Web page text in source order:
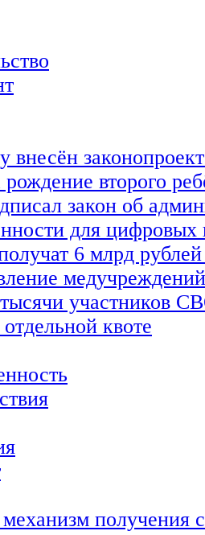
внесён
рождение второго
закон об
для
6 млрд рублей
медучреждений
участников
квоте
получения